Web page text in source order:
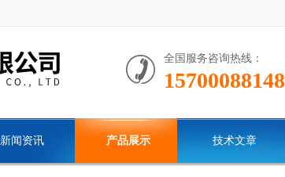
全国服务咨询热线：
15700088148
新闻资讯 产品展示 技术文章